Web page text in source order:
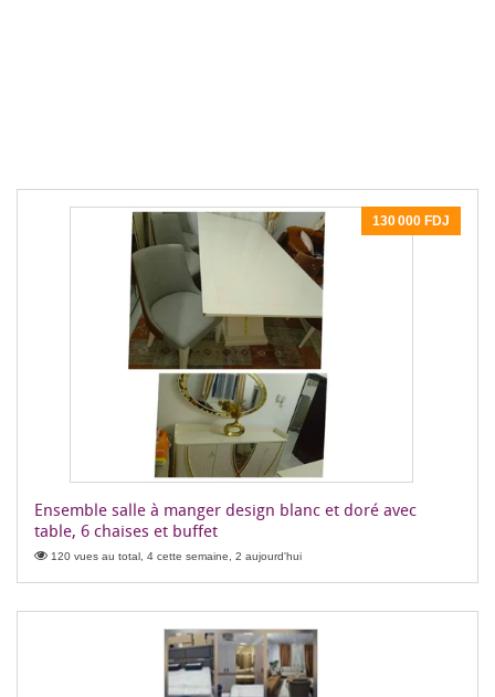
130 000 FDJ
Ensemble salle à manger design blanc et doré avec
table, 6 chaises et buffet
120 vues au total, 4 cette semaine, 2 aujourd'hui